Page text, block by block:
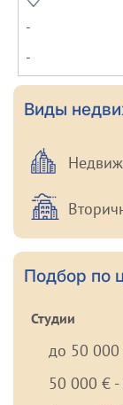
-
-
Виды
Подбор по
Студии
до 50 000
50 000 €